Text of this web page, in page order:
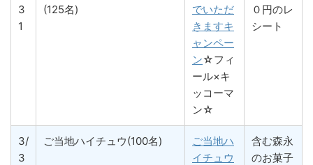
3
1
(125名)
でいただ
きますキ
ャンペー
ン☆フィ
ール×キ
ッコーマ
ン☆
０円のレ
シート
3/
3
ご当地ハイチュウ(100名)
ご当地ハ
イチュウ
含む森永
のお菓子